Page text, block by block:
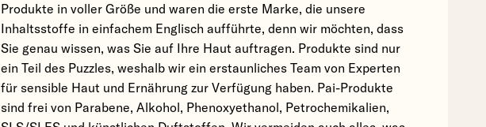
Produkte in voller Größe und waren die erste Marke, die unsere
Inhaltsstoffe in einfachem Englisch aufführte, denn wir möchten, dass
Sie genau wissen, was Sie auf Ihre Haut auftragen. Produkte sind nur
ein Teil des Puzzles, weshalb wir ein erstaunliches Team von Experten
für sensible Haut und Ernährung zur Verfügung haben. Pai-Produkte
sind frei von Parabene, Alkohol, Phenoxyethanol, Petrochemikalien,